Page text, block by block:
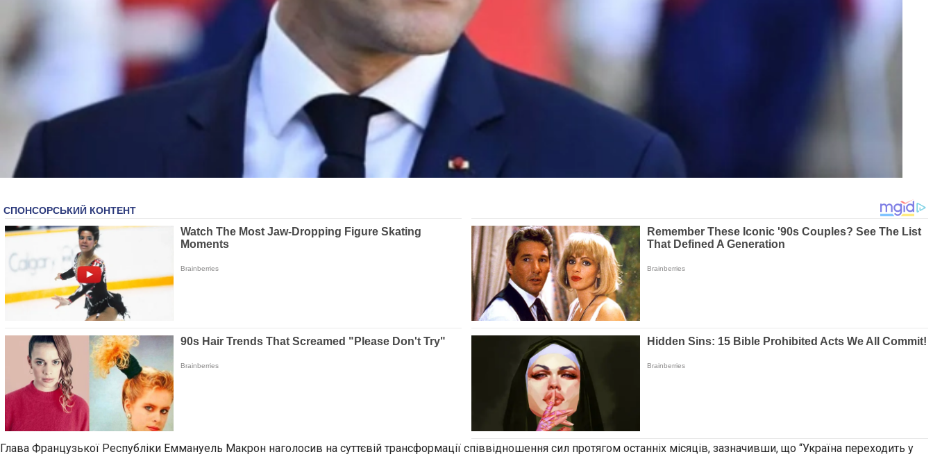
Глава Французької Республіки Еммануель Макрон наголосив на суттєвій трансформації співвідношення сил протягом останніх місяців, зазначивши, що “Україна переходить у